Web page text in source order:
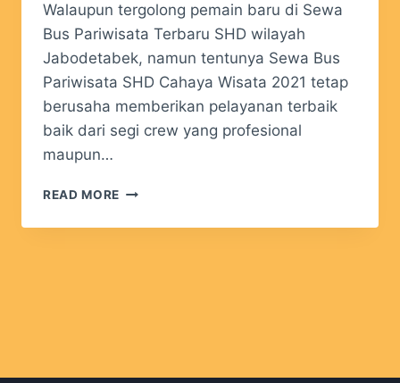
Walaupun tergolong pemain baru di Sewa
Bus Pariwisata Terbaru SHD wilayah
Jabodetabek, namun tentunya Sewa Bus
Pariwisata SHD Cahaya Wisata 2021 tetap
berusaha memberikan pelayanan terbaik
baik dari segi crew yang profesional
maupun…
READ MORE